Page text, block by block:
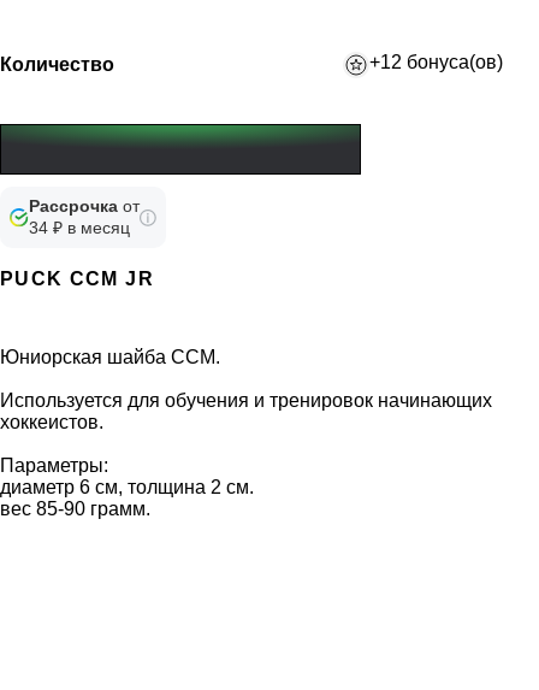
Количество +12 бонуса(ов)
Рассрочка от
34 ₽ в месяц
PUCK CCM JR
Юниорская шайба ССМ.
Используется для обучения и тренировок начинающих
хоккеистов.
Параметры:
диаметр 6 см, толщина 2 см.
вес 85-90 грамм.